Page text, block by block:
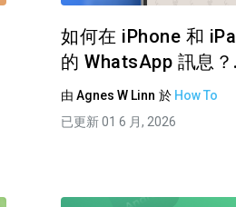
如何在 iPhone 和
的 WhatsApp 訊息？.
由Agnes W Linn 於 How To
已更新 01 6 月, 2026